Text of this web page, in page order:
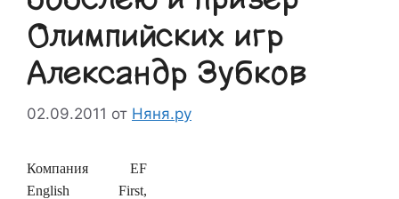
Олимпийских игр
Александр Зубков
02.09.2011 от Няня.ру
Компания EF
English First,